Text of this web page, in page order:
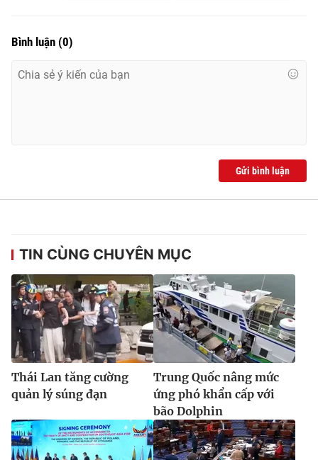
Phó Tổng Biên tập:
Tổng đài VTV:024.38 355 931 - 024.38 355 932
® Cấm sao chép dưới mọi hình thức nếu không có sự chấp
thuận bằng văn bản. Ghi rõ nguồn VTV.vn khi phát hành lại
thông tin từ website này.
Bình luận (0)
Gửi bình luận
TIN CÙNG CHUYÊN MỤC
Thái Lan tăng cường
quản lý súng đạn
Trung Quốc nâng mức
ứng phó khẩn cấp với
bão Dolphin